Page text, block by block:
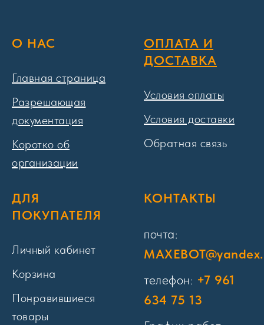
О НАС
Главная страница
Разрешающая
документация
Коротко об
организации
ОПЛАТА И
ДОСТАВКА
Условия оплаты
Условия доставки
Обратная связь
ДЛЯ
ПОКУПАТЕЛЯ
Личный кабинет
Корзина
Понравившиеся
товары
КОНТАКТЫ
почта:
телефон: +7 961
634 75 13